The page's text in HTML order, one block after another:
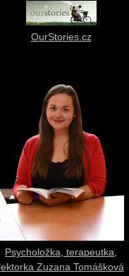
OurStories.cz
Psycholožka, terapeutka,
lektorka Zuzana Tomášková